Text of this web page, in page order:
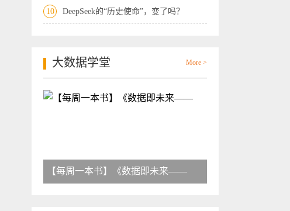
10 DeepSeek的“历史使命”，变了吗？
大数据学堂 More >
【每周一本书】《数据即未来——